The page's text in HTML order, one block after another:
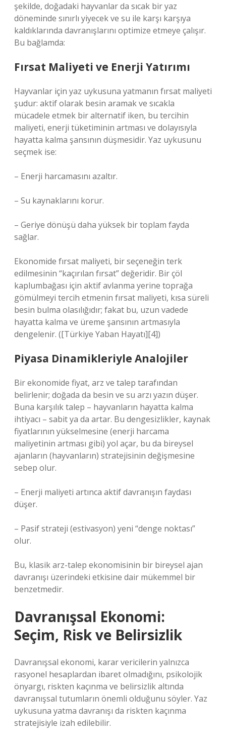
şekilde, doğadaki hayvanlar da sıcak bir yaz
döneminde sınırlı yiyecek ve su ile karşı karşıya
kaldıklarında davranışlarını optimize etmeye çalışır.
Bu bağlamda:
Fırsat Maliyeti ve Enerji Yatırımı
Hayvanlar için yaz uykusuna yatmanın fırsat maliyeti
şudur: aktif olarak besin aramak ve sıcakla
mücadele etmek bir alternatif iken, bu tercihin
maliyeti, enerji tüketiminin artması ve dolayısıyla
hayatta kalma şansının düşmesidir. Yaz uykusunu
seçmek ise:
– Enerji harcamasını azaltır.
– Su kaynaklarını korur.
– Geriye dönüşü daha yüksek bir toplam fayda
sağlar.
Ekonomide fırsat maliyeti, bir seçeneğin terk
edilmesinin “kaçırılan fırsat” değeridir. Bir çöl
kaplumbağası için aktif avlanma yerine toprağa
gömülmeyi tercih etmenin fırsat maliyeti, kısa süreli
besin bulma olasılığıdır; fakat bu, uzun vadede
hayatta kalma ve üreme şansının artmasıyla
dengelenir. ([Türkiye Yaban Hayatı][4])
Piyasa Dinamikleriyle Analojiler
Bir ekonomide fiyat, arz ve talep tarafından
belirlenir; doğada da besin ve su arzı yazın düşer.
Buna karşılık talep – hayvanların hayatta kalma
ihtiyacı – sabit ya da artar. Bu dengesizlikler, kaynak
fiyatlarının yükselmesine (enerji harcama
maliyetinin artması gibi) yol açar, bu da bireysel
ajanların (hayvanların) stratejisinin değişmesine
sebep olur.
– Enerji maliyeti artınca aktif davranışın faydası
düşer.
– Pasif strateji (estivasyon) yeni “denge noktası”
olur.
Bu, klasik arz-talep ekonomisinin bir bireysel ajan
davranışı üzerindeki etkisine dair mükemmel bir
benzetmedir.
Davranışsal Ekonomi:
Seçim, Risk ve Belirsizlik
Davranışsal ekonomi, karar vericilerin yalnızca
rasyonel hesaplardan ibaret olmadığını, psikolojik
önyargı, riskten kaçınma ve belirsizlik altında
davranışsal tutumların önemli olduğunu söyler. Yaz
uykusuna yatma davranışı da riskten kaçınma
stratejisiyle izah edilebilir.